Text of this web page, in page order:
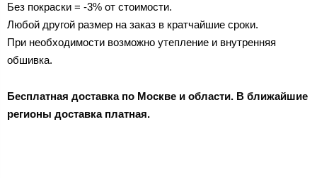
Без покраски = -3% от стоимости.
Любой другой размер на заказ в кратчайшие сроки.
При необходимости возможно утепление и внутренняя
обшивка.
Бесплатная доставка по Москве и области. В ближайшие
регионы доставка платная.